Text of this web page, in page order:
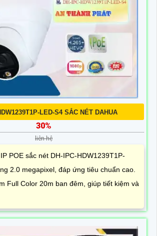
LED-S4 SẮC NÉT DAHUA
30%
liên hệ
POE sắc nét DH-IPC-HDW1239T1P-
2.0 megapixel, đáp ứng tiêu chuẩn cao.
Full Color 20m ban đêm, giúp tiết kiệm và